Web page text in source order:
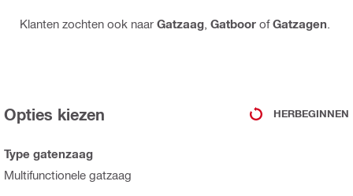
Klanten zochten ook naar Gatzaag Gatboor ofGatzagen
Opties kiezen HERBEGINNEN
Type gatenzaag
Multifunctionele gatzaag